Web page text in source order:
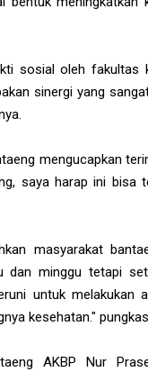
sosial oleh fakultas
sinergi yang
mengucapkan
saya harap ini bisa
masyarakat
dan minggu tetapi
untuk melakukan
kesehatan."
AKBP Nur